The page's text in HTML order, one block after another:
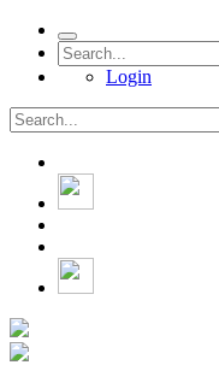
Login